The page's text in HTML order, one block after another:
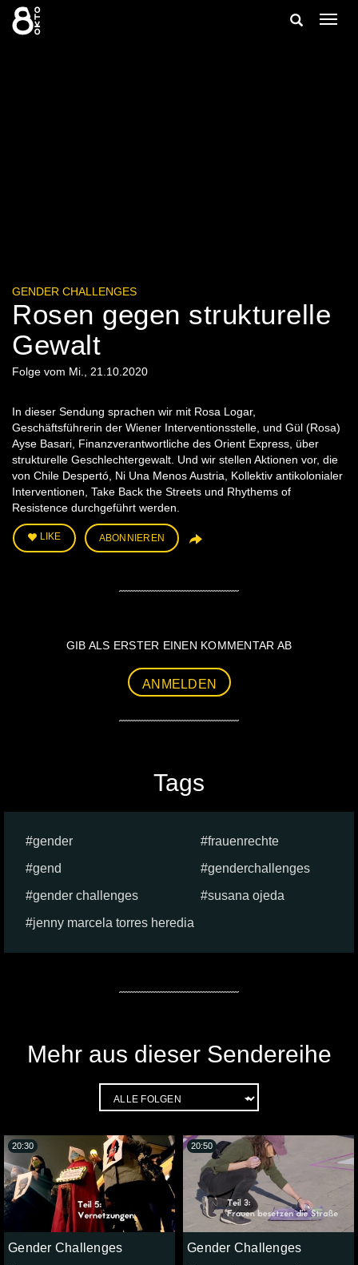
Zum
Inhalt
springen
Suche
GENDER CHALLENGES
Rosen gegen strukturelle
Gewalt
Folge vom Mi., 21.10.2020
In dieser Sendung sprachen wir mit Rosa Logar,
Geschäftsführerin der Wiener Interventionsstelle, und Gül (Rosa)
Ayse Basari, Finanzverantwortliche des Orient Express, über
strukturelle Geschlechtergewalt. Und wir stellen Aktionen vor, die
von Chile Despertó, Ni Una Menos Austria, Kollektiv antikolonialer
Interventionen, Take Back the Streets und Rhythems of
Resistence durchgeführt werden.
LIKE ABONNIEREN
GIB ALS ERSTER EINEN KOMMENTAR AB
ANMELDEN
Tags
gender
frauenrechte
gend
genderchallenges
gender challenges
susana ojeda
jenny marcela torres heredia
Mehr aus dieser Sendereihe
Gender Challenges
20:30
Gender Challenges
20:50